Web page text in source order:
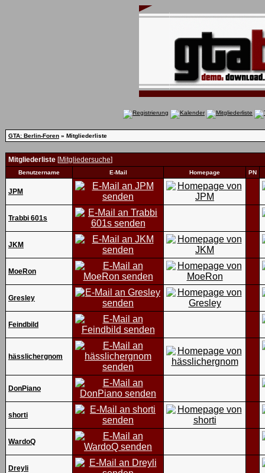
GTA: Berlin-Foren » Mitgliederliste
Mitgliederliste [Mitgliedersuche]
Benutzername E-Mail Homepage PN
JPM
Trabbi 601s
JKM
MoeRon
Gresley
Feindbild
hässlichergnom
DonPiano
shorti
WardoQ
Dreyli